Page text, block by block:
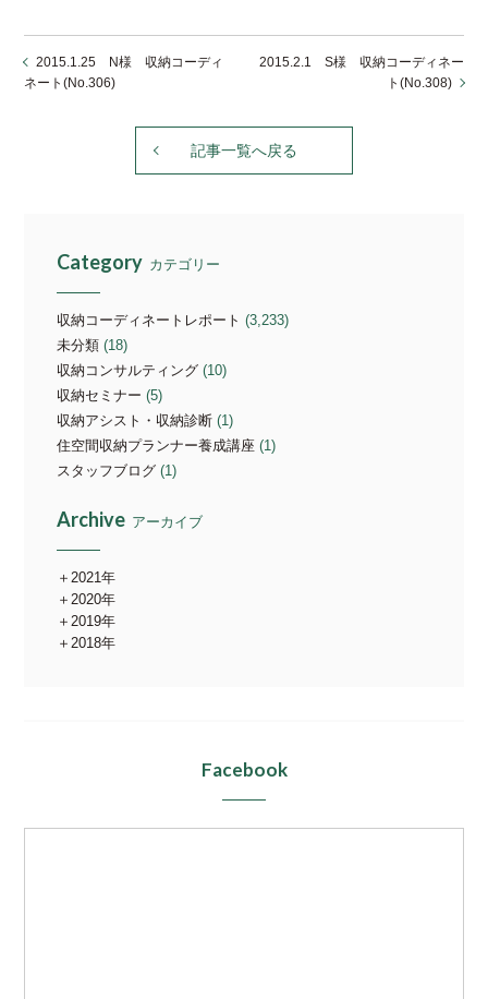
2015.1.25 N様 収納コーディ
ネート(No.306)
2015.2.1 S様 収納コーディネー
ト(No.308)
記事一覧へ戻る
Category カテゴリー
収納コーディネートレポート (3,233)
未分類 (18)
収納コンサルティング (10)
収納セミナー (5)
収納アシスト・収納診断 (1)
住空間収納プランナー養成講座 (1)
スタッフブログ (1)
Archive アーカイブ
2021年
2020年
2019年
2018年
Facebook